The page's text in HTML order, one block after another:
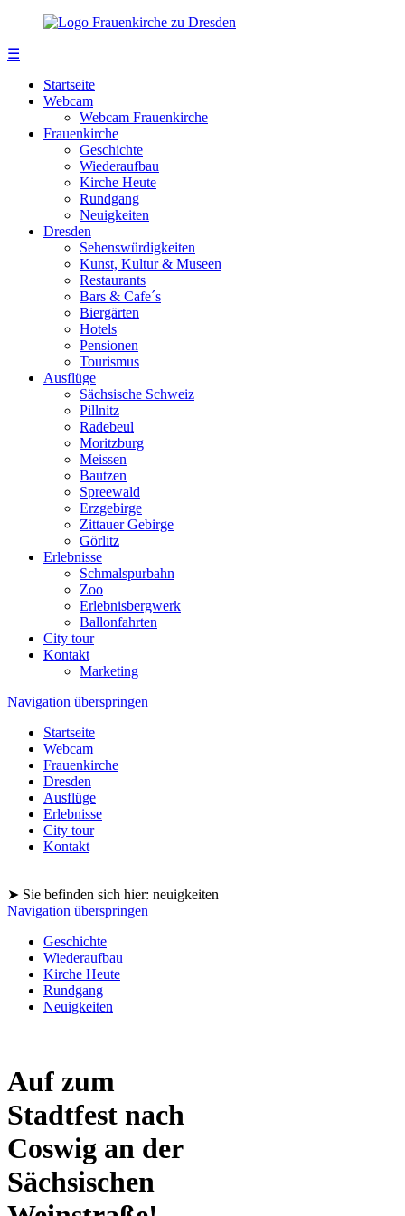
☰
Startseite
Webcam
Webcam Frauenkirche
Frauenkirche
Geschichte
Wiederaufbau
Kirche Heute
Rundgang
Neuigkeiten
Dresden
Sehenswürdigkeiten
Kunst, Kultur & Museen
Restaurants
Bars & Cafe´s
Biergärten
Hotels
Pensionen
Tourismus
Ausflüge
Sächsische Schweiz
Pillnitz
Radebeul
Moritzburg
Meissen
Bautzen
Spreewald
Erzgebirge
Zittauer Gebirge
Görlitz
Erlebnisse
Schmalspurbahn
Zoo
Erlebnisbergwerk
Ballonfahrten
City tour
Kontakt
Marketing
Navigation überspringen
Startseite
Webcam
Frauenkirche
Dresden
Ausflüge
Erlebnisse
City tour
Kontakt
➤ Sie befinden sich hier: neuigkeiten
Navigation überspringen
Geschichte
Wiederaufbau
Kirche Heute
Rundgang
Neuigkeiten
Auf zum
Stadtfest nach
Coswig an der
Sächsischen